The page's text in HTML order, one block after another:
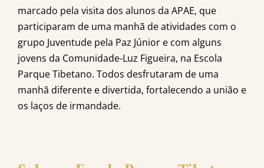
marcado pela visita dos alunos da APAE, que
participaram de uma manhã de atividades com o
grupo Juventude pela Paz Júnior e com alguns
jovens da Comunidade-Luz Figueira, na Escola
Parque Tibetano. Todos desfrutaram de uma
manhã diferente e divertida, fortalecendo a união e
os laços de irmandade.